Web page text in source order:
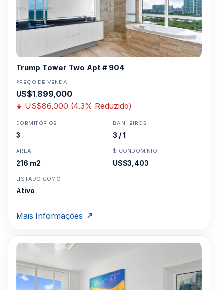
Trump Tower Two Apt # 904
PREÇO DE VENDA
US$1,899,000
US$86,000 (4.3% Reduzido)
DORMITÓRIOS
3
BANHEIROS
3 / 1
ÁREA
216 m2
$ CONDOMÍNIO
US$3,400
LISTADO COMO
Ativo
Mais Informações